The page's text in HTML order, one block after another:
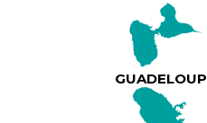
🎶 2 salles / 2 ambiances
🎤 Karaoké avec VJ Ksper
🍽️ Restauration en
📍 Morne Vergain, 97139